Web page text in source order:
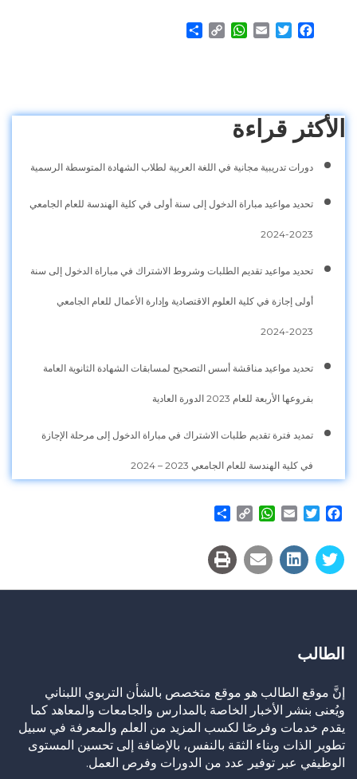
Facebook
Twitter
Email
WhatsApp
Copy
الأكثر قراءة
دورات تدريبية مجانية في اللغة العربية لطلاب الشهادة المتوسطة الرسمية
تحديد مواعيد مباراة الدخول إلى سنة أولى في كلية الهندسة للعام الجامعي
2023-2024
تحديد مواعيد تقديم الطلبات وشروط الاشتراك في مباراة الدخول إلى سنة
أولى إجازة في كلية العلوم الاقتصادية وإدارة الأعمال للعام الجامعي
2023-2024
تحديد مواعيد مناقشة أسس التصحيح لمسابقات الشهادة الثانوية العامة
بفروعها الأربعة للعام 2023 الدورة العادية
تمديد فترة تقديم طلبات الاشتراك في مباراة الدخول إلى مرحلة الإجازة
في كلية الهندسة للعام الجامعي 2023 – 2024
Facebook
Twitter
Email
WhatsApp
Copy
الطالب
إنَّ موقع الطالب هو موقع متخصص بالشأن التربوي اللبناني
ويُعنى بنشر الأخبار الخاصة بالمدارس والجامعات والمعاهد كما
يقدم خدمات وفرصًا لكسب المزيد من العلم والمعرفة في سبيل
تطوير الذات وبناء الثقة بالنفس، بالإضافة إلى تحسين المستوى
الوظيفي عبر توفير عدد من الدورات وفرص العمل.